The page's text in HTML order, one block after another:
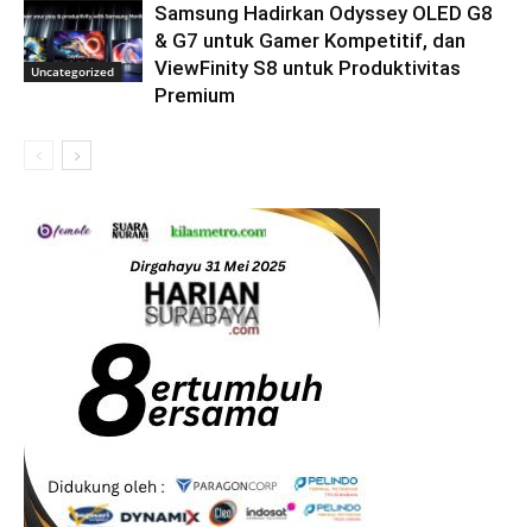
Uncategorized
Samsung Hadirkan Odyssey OLED G8
& G7 untuk Gamer Kompetitif, dan
ViewFinity S8 untuk Produktivitas
Premium